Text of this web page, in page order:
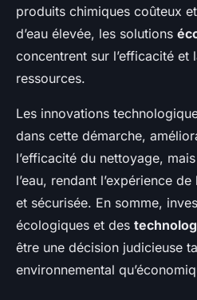
produits chimiques coûteux
d’eau élevée, les solutions
concentrent sur l’efficacité et
ressources.
Les innovations
dans cette démarche,
l’efficacité du nettoyage,
l’eau, rendant l’expérience
et sécurisée. En somme,
écologiques et des
être une décision judicieuse
environnemental